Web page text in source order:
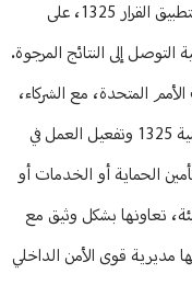
إليها في قانون تأسيسها، كما في الخطة الوطنية لتطبيق القرار 1325، على
التوصل إلى النتائج المرجوة.
المتحدة، مع الشركاء،
بغية تنفيذ التدخلات الملحوظة في الخطة الوطنية 1325 وتفعيل العمل في
الحماية أو الخدمات أو
تعاونها بشكل وثيق مع
مديرية قوى الأمن الداخلي